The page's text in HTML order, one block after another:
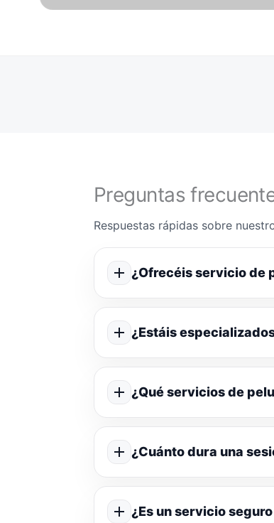
Preguntas
Respuestas rápidas sobre
¿Ofrecéis servicio de
¿Estáis
¿Qué servicios de
¿Cuánto dura una
¿Es un servicio